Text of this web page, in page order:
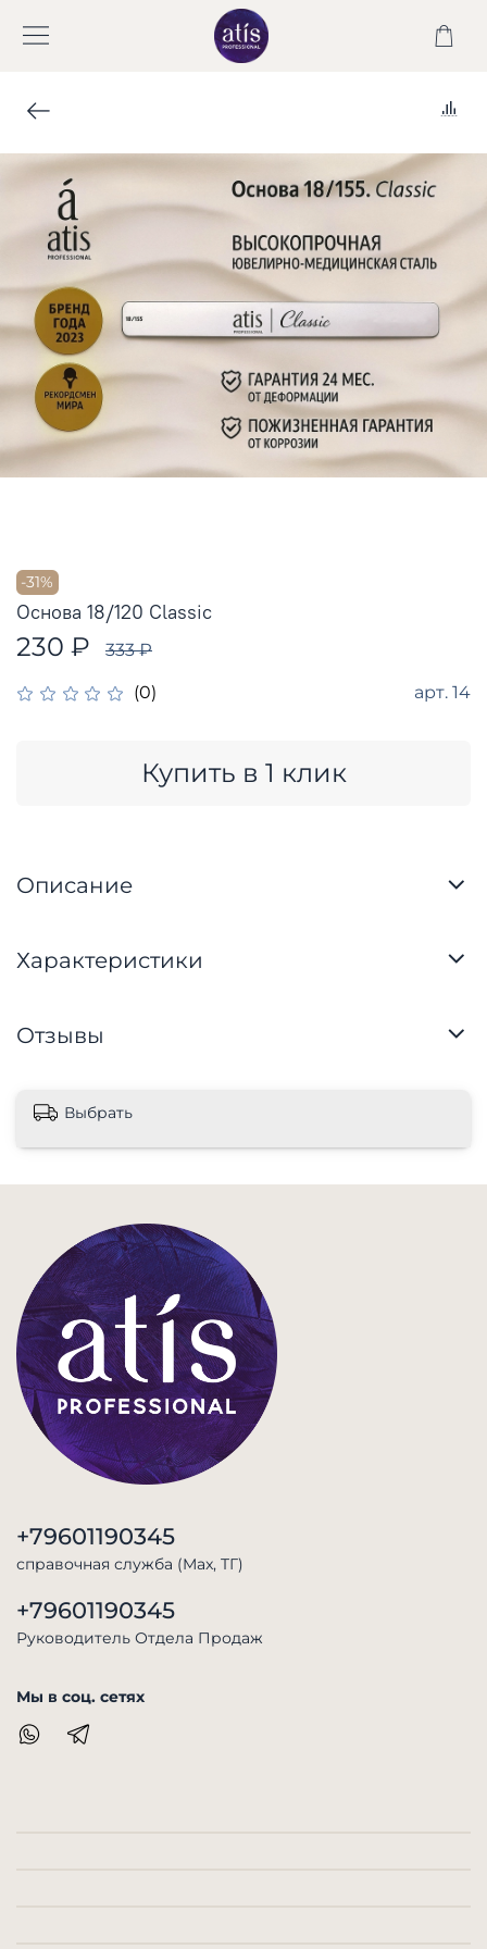
-31%
(0) арт. 14
Основа 18/120 Classic
230 ₽ 333 ₽
Купить в 1 клик
Описание
Характеристики
Отзывы
Выбрать
+79601190345
справочная служба (Max, TГ)
+79601190345
Руководитель Отдела Продаж
Мы в соц. сетях